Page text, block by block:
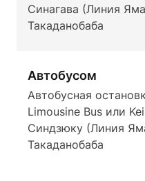
Синагава (Линия
Такаданобаба
Автобусом
Автобусная
Limousine Bus или
Синдзюку (Линия
Такаданобаба